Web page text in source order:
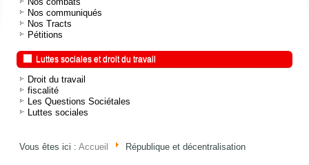
Nos communiqués
Nos Tracts
Pétitions
Luttes sociales et droit du travail
Droit du travail
fiscalité
Les Questions Sociétales
Luttes sociales
Vous êtes ici :Accueil République et décentralisation